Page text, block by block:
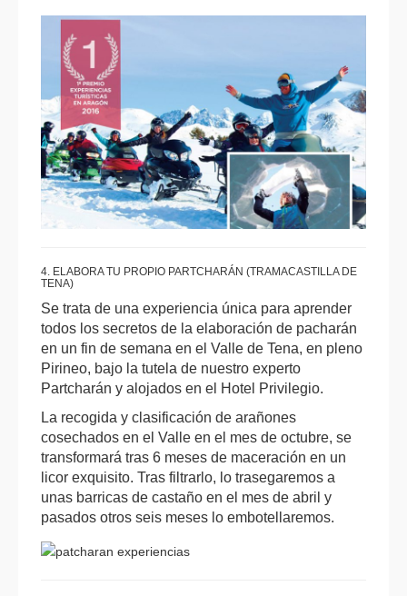
4. ELABORA TU PROPIO PARTCHARÁN (TRAMACASTILLA DE
TENA)
Se trata de una experiencia única para aprender
todos los secretos de la elaboración de pacharán
en un fin de semana en el Valle de Tena, en pleno
Pirineo, bajo la tutela de nuestro experto
Partcharán y alojados en el Hotel Privilegio.
La recogida y clasificación de arañones
cosechados en el Valle en el mes de octubre, se
transformará tras 6 meses de maceración en un
licor exquisito. Tras filtrarlo, lo trasegaremos a
unas barricas de castaño en el mes de abril y
pasados otros seis meses lo embotellaremos.